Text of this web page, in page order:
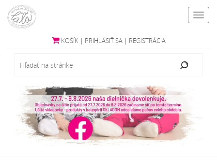
KOŠÍK | PRIHLÁSIŤ SA | REGISTRÁCIA